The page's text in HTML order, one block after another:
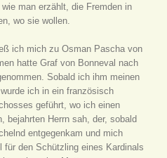
man erzählt, die Fremden in
wo sie wollen.
ich mich zu Osman Pascha von
hatte Graf von Bonneval nach
Sobald ich ihm meinen
ich in ein französisch
geführt, wo ich einen
bejahrten Herrn sah, der, sobald
entgegenkam und mich
den Schützling eines Kardinals